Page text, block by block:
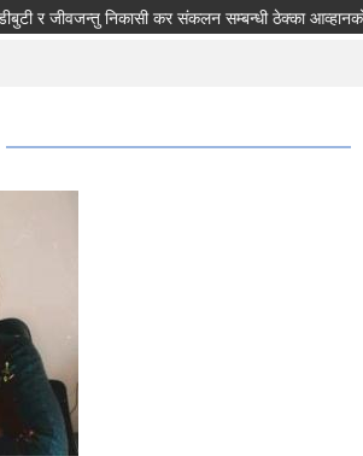
र जीवजन्तु निकासी कर संकलन सम्बन्धी ठेक्का आव्हानको